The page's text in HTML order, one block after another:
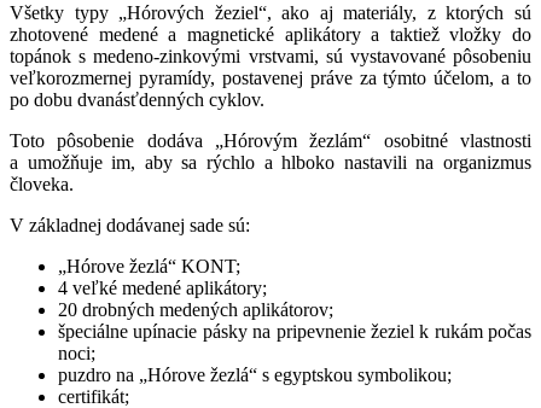
Všetky typy „Hórových žeziel“, ako aj materiály, z ktorých sú
zhotovené medené a magnetické aplikátory a taktiež vložky do
topánok s medeno-zinkovými vrstvami, sú vystavované pôsobeniu
veľkorozmernej pyramídy, postavenej práve za týmto účelom, a to
po dobu dvanásťdenných cyklov.
Toto pôsobenie dodáva „Hórovým žezlám“ osobitné vlastnosti
a umožňuje im, aby sa rýchlo a hlboko nastavili na organizmus
človeka.
V základnej dodávanej sade sú:
„Hórove žezlá“ KONT;
4 veľké medené aplikátory;
20 drobných medených aplikátorov;
špeciálne upínacie pásky na pripevnenie žeziel k rukám počas
noci;
puzdro na „Hórove žezlá“ s egyptskou symbolikou;
certifikát;